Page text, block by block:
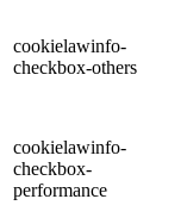
cookielawinfo-
checkbox-others
cookielawinfo-
checkbox-
performance